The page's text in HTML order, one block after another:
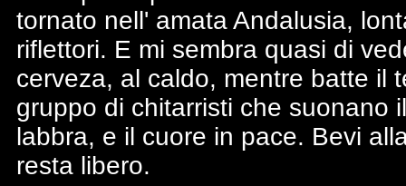
tornato nell' amata Andalusia,
riflettori. E mi sembra quasi di
cerveza, al caldo, mentre batte il
gruppo di chitarristi che suonano
labbra, e il cuore in pace. Bevi
resta libero.